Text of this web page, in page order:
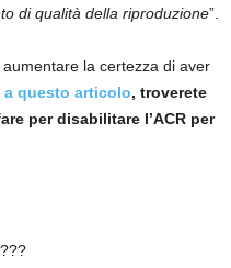
di qualità della riproduzione”.
la certezza di aver
questo articolo, troverete
per disabilitare l’ACR per